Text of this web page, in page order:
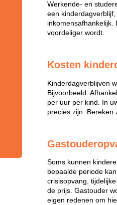
Werkende- en
een
inkomensafhankelijk.
voordeliger wordt.
Kosten
Kinderdagverblijven
Bijvoorbeeld:
per uur per kind. In
precies zijn. Bereken
Soms kunnen
bepaalde periode
crisisopvang,
de prijs. Gastouder
eigen redenen om